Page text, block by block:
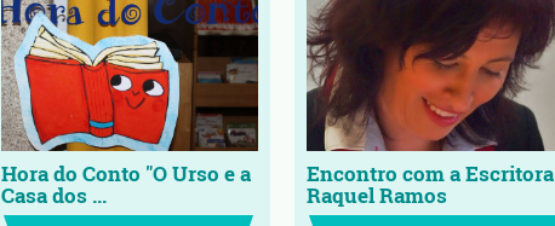
Hora do Conto "O Urso e a
Casa dos ...
Encontro com a Escritora
Raquel Ramos